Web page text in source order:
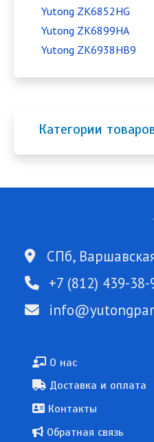
Yutong ZK6852HG
Yutong ZK6899HA
Yutong ZK6938HB9
Категории
СПб,
+7 (812) 439-38-
Подвал
О нас
Доставка и оплата
Контакты
Обратная связь